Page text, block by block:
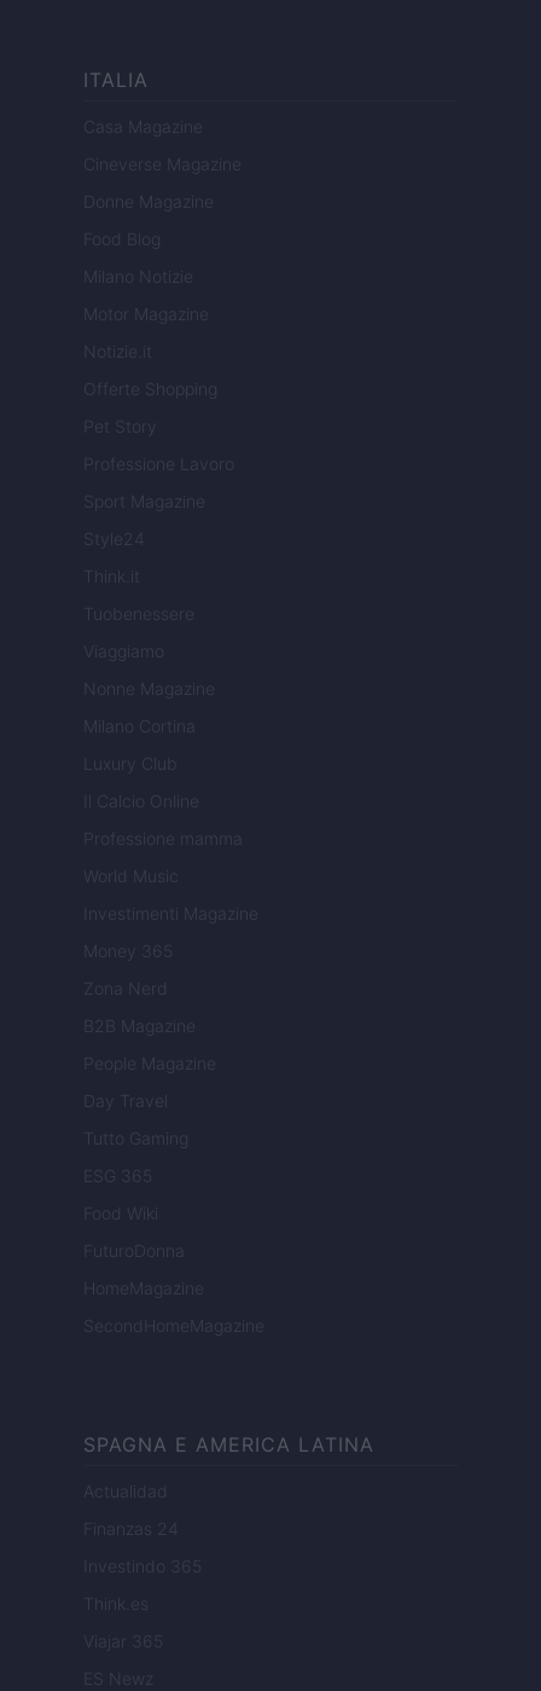
ITALIA
Casa Magazine
Cineverse Magazine
Donne Magazine
Food Blog
Milano Notizie
Motor Magazine
Notizie.it
Offerte Shopping
Pet Story
Professione Lavoro
Sport Magazine
Style24
Think.it
Tuobenessere
Viaggiamo
Nonne Magazine
Milano Cortina
Luxury Club
Il Calcio Online
Professione mamma
World Music
Investimenti Magazine
Money 365
Zona Nerd
B2B Magazine
People Magazine
Day Travel
Tutto Gaming
ESG 365
Food Wiki
FuturoDonna
HomeMagazine
SecondHomeMagazine
SPAGNA E AMERICA LATINA
Actualidad
Finanzas 24
Investindo 365
Think.es
Viajar 365
ES Newz